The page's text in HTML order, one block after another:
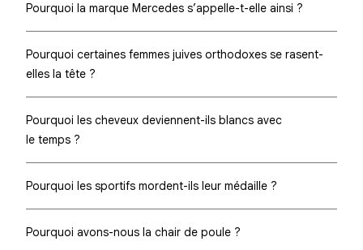
Pourquoi la marque Mercedes s’appelle-t-elle ainsi ?
Pourquoi certaines femmes juives orthodoxes se rasent-
elles la tête ?
Pourquoi les cheveux deviennent-ils blancs avec
le temps ?
Pourquoi les sportifs mordent-ils leur médaille ?
Pourquoi avons-nous la chair de poule ?